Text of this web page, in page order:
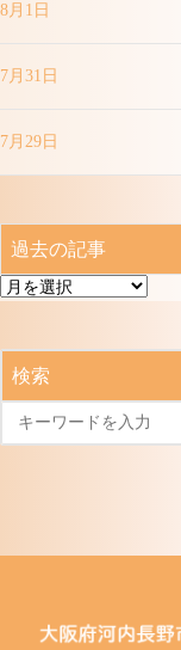
8月1日
7月31日
7月29日
過去の記事
過
記
検索